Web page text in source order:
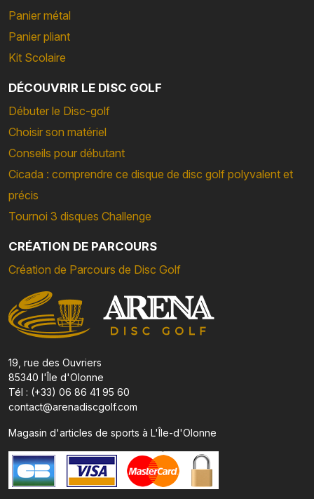
Panier métal
Panier pliant
Kit Scolaire
DÉCOUVRIR LE DISC GOLF
Débuter le Disc-golf
Choisir son matériel
Conseils pour débutant
Cicada : comprendre ce disque de disc golf polyvalent et
précis
Tournoi 3 disques Challenge
CRÉATION DE PARCOURS
Création de Parcours de Disc Golf
19, rue des Ouvriers
85340 l'Île d'Olonne
Tél : (+33) 06 86 41 95 60
contact@arenadiscgolf.com
Magasin d'articles de sports à L'Île-d'Olonne